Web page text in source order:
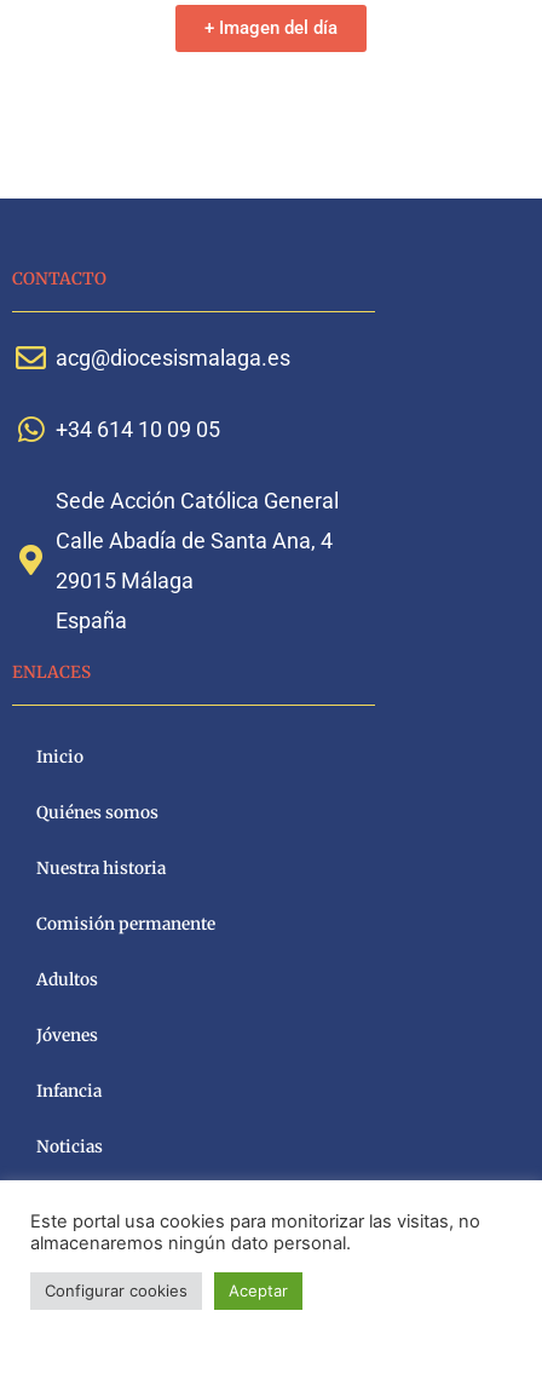
+ Imagen del día
CONTACTO
acg@diocesismalaga.es
+34 614 10 09 05
Sede Acción Católica General
Calle Abadía de Santa Ana, 4
29015 Málaga
España
ENLACES
Inicio
Quiénes somos
Nuestra historia
Comisión permanente
Adultos
Jóvenes
Infancia
Noticias
Este portal usa cookies para monitorizar las visitas, no
almacenaremos ningún dato personal.
Configurar cookies Aceptar